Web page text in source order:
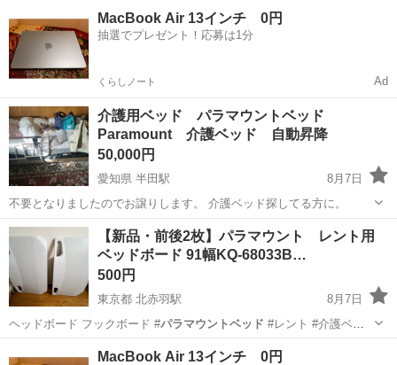
MacBook Air 13インチ 0円
抽選でプレゼント！応募は1分
くらしノート Ad
介護用ベッド パラマウントベッド
Paramount 介護ベッド 自動昇降
50,000円
愛知県 半田駅
8月7日
不要となりましたのでお譲りします。 介護ベッド探してる方に。
愛知 半田市 半田駅 ベッド
【新品・前後2枚】パラマウント レント用
ベッドボード 91幅KQ-68033B…
500円
東京都 北赤羽駅
8月7日
ヘッドボード フックボード #パラマウントベッド #レント #介護ベッ
ド #ベッ…
ベッド
MacBook Air 13インチ 0円